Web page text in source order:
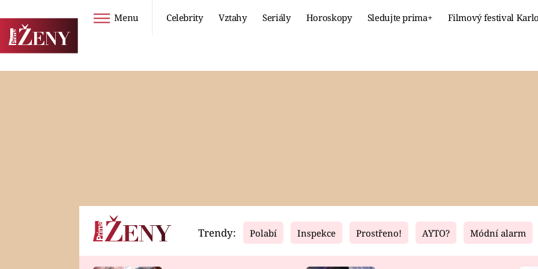
Menu Celebrity Vztahy Seriály Horoskopy Sledujte prima+ Filmový festival
Horoskopy Video Fresh Living
Trendy: Polabí Inspekce Prostřeno! AYTO? Módní alarm